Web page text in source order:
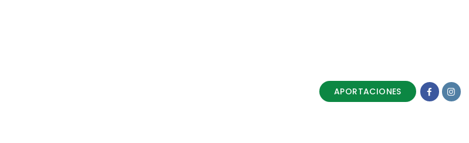
APORTACIONES